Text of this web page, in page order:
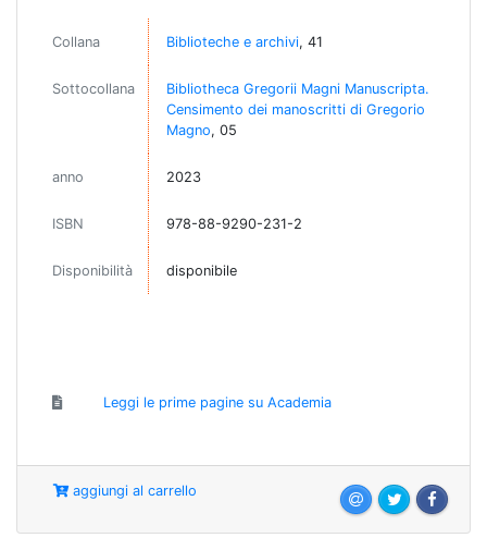
Collana Biblioteche e archivi, 41
Sottocollana
Bibliotheca Gregorii Magni Manuscripta.
Censimento dei manoscritti di Gregorio
Magno, 05
anno 2023
ISBN 978-88-9290-231-2
Disponibilità disponibile
Leggi le prime pagine su Academia
aggiungi al carrello